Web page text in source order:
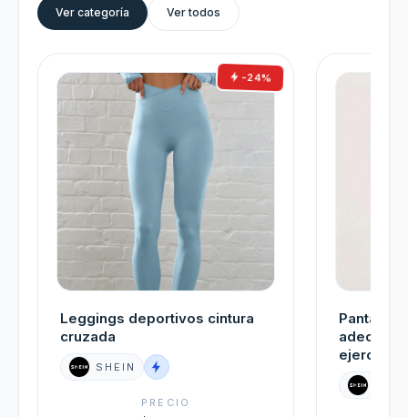
Ver categoría Ver todos
-24%
Leggings deportivos cintura
cruzada
SHEIN
PRECIO
ejercicio